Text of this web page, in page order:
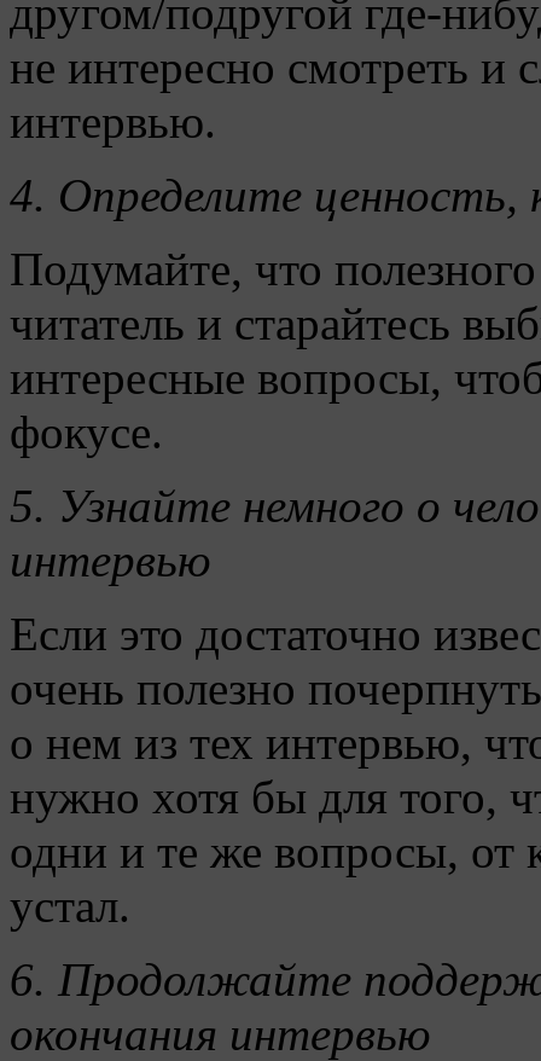
другом/подругой где-
не интересно смотреть и
интервью.
4. Определите
Подумайте, что
читатель и старайтесь
интересные вопросы,
фокусе.
5. Узнайте немного о
интервью
Если это достаточно
очень полезно
о нем из тех интервью,
нужно хотя бы для того,
одни и те же вопросы, от
устал.
6. Продолжайте
окончания интервью